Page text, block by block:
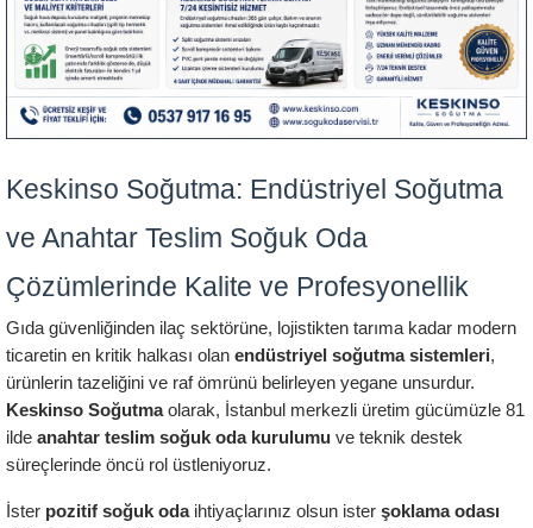
Keskinso Soğutma: Endüstriyel Soğutma
ve Anahtar Teslim Soğuk Oda
Çözümlerinde Kalite ve Profesyonellik
Gıda güvenliğinden ilaç sektörüne, lojistikten tarıma kadar modern
ticaretin en kritik halkası olan endüstriyel soğutma sistemleri,
Keskinso Soğutma olarak, İstanbul merkezli üretim gücümüzle 81
ilde anahtar teslim soğuk oda kurulumu ve teknik destek
süreçlerinde öncü rol üstleniyoruz.
İster pozitif soğuk oda ihtiyaçlarınız olsun ister şoklama odası